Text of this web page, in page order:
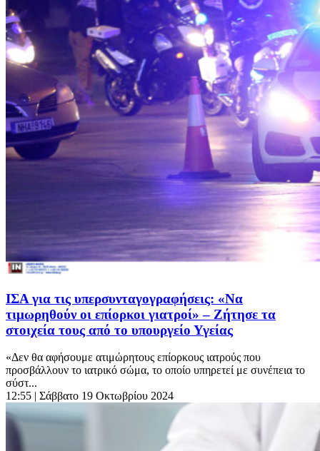
ΙΣΑ για τις υπερσυνταγογραφήσεις: «Να
τιμωρηθούν οι επίορκοι γιατροί» – Ζήτησε τα
στοιχεία τους από το υπουργείο Υγείας
«Δεν θα αφήσουμε ατιμώρητους επίορκους ιατρούς που
προσβάλλουν το ιατρικό σώμα, το οποίο υπηρετεί με συνέπεια το
σύστ...
12:55 | Σάββατο 19 Οκτωβρίου 2024